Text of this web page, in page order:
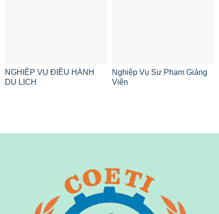
NGHIỆP VỤ ĐIỀU HÀNH
DU LỊCH
Nghiệp Vụ Sư Phạm Giảng
Viên